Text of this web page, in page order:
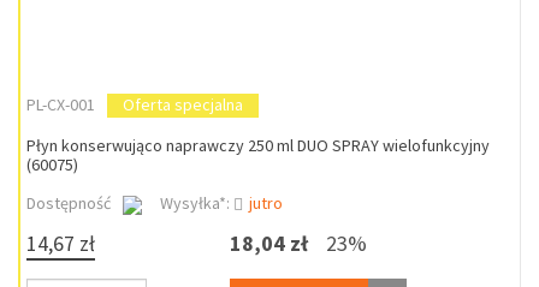
PL-CX-001
Oferta specjalna
Płyn konserwująco naprawczy 250 ml DUO SPRAY wielofunkcyjny
(60075)
Dostępność
Wysyłka*: jutro
14,67 zł 18,04 zł 23%